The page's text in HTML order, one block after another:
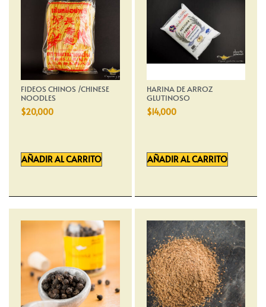
FIDEOS CHINOS /CHINESE
NOODLES
$20,000
AÑADIR AL CARRITO
HARINA DE ARROZ
GLUTINOSO
$14,000
AÑADIR AL CARRITO